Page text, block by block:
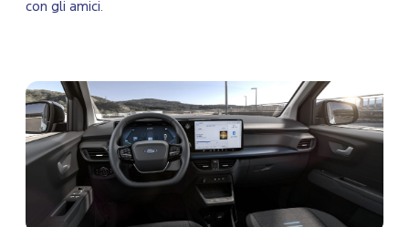
con gli amici.